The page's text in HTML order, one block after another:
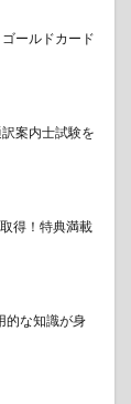
ールドカード
案内士試験を
得！特典満載
的な知識が身